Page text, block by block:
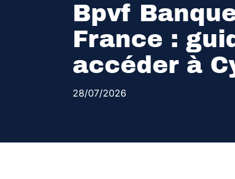
Bpvf
France :
accéder à
28/07/2026